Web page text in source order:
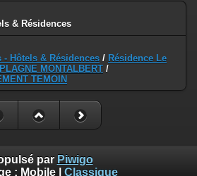
& Résidences
- Hôtels & Résidences / Résidence Le
MONTALBERT /
TEMOIN
par Piwigo
: Mobile Classique